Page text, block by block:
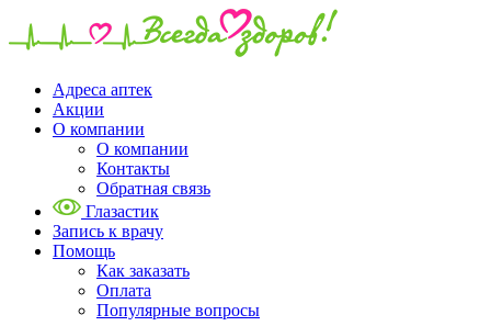
Адреса аптек
Акции
О компании
О компании
Контакты
Обратная связь
Глазастик
Запись к врачу
Помощь
Как заказать
Оплата
Популярные вопросы